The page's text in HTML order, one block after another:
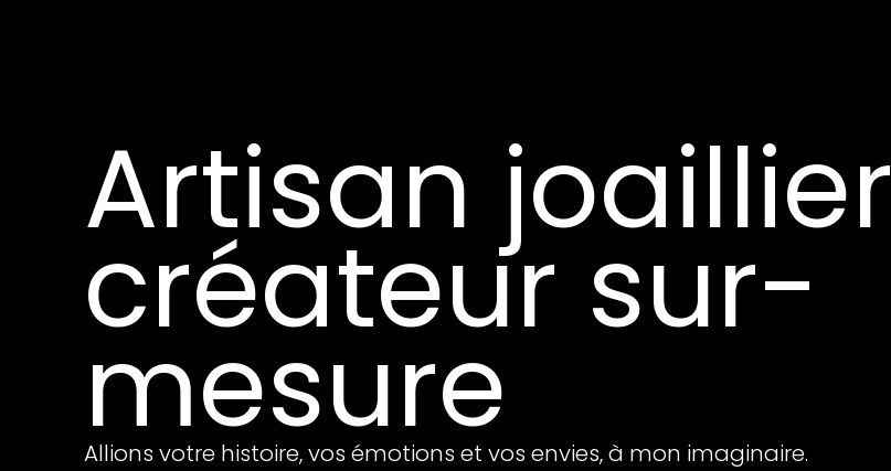
Artisan joaillier
créateur sur-
mesure
Allions votre histoire, vos émotions et vos envies, à mon imaginaire.